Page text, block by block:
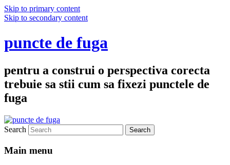
Skip to primary content
Skip to secondary content
puncte de fuga
pentru a construi o perspectiva corecta
trebuie sa stii cum sa fixezi punctele de
fuga
Search
Main menu